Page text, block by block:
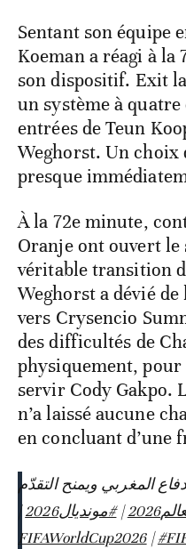
Sentant son équipe
Koeman a réagi à
son dispositif. Exit
un système à quatre
entrées de Teun
Weghorst. Un choix
presque
À la 72e minute,
Oranje ont ouvert
véritable transition
Weghorst a dévié
vers Crysencio
des difficultés de
physiquement, pour
servir Cody Gakpo.
n’a laissé aucune
en concluant d’une
المغربي ويمنح التقدّم
|#مونديال2026
|
|